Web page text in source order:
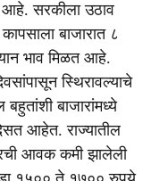
आहे. सरकीला उठाव
बाजारात ८
भाव मिळत आहे.
स्थिरावल्याचे
बहुतांशी बाजारांमध्ये
आहेत. राज्यातील
आवक कमी झालेली